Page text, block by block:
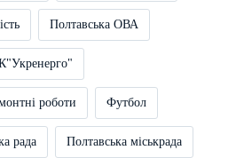
Полтавська ОВА
роботи Футбол
рада Полтавська міськрада